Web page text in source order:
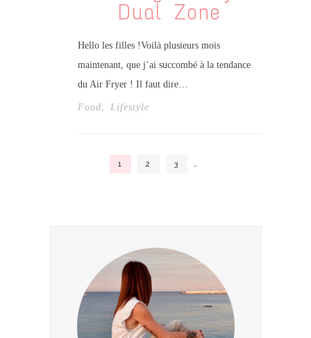
Dual Zone
Hello les filles !Voilà plusieurs mois
maintenant, que j’ai succombé à la tendance
du Air Fryer ! Il faut dire…
Food Lifestyle
1 2 3